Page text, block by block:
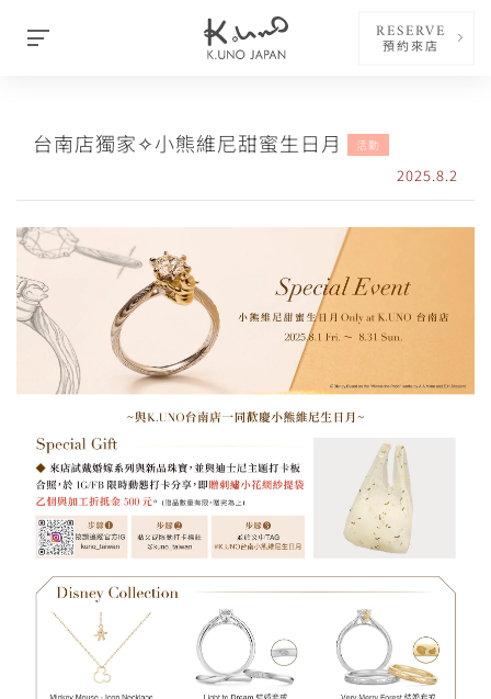
RESERVE
預約來店
台南店獨家✧小熊維尼甜蜜生日月 活動
2025.8.2